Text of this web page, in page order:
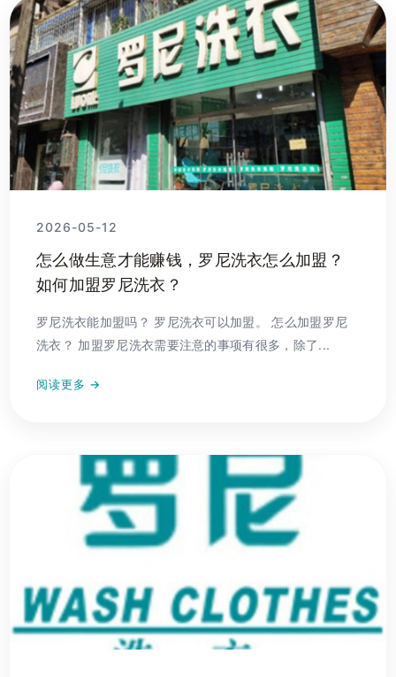
2026-05-12
怎么做生意才能赚钱，罗尼洗衣怎么加盟？
如何加盟罗尼洗衣？
罗尼洗衣能加盟吗？ 罗尼洗衣可以加盟。 怎么加盟罗尼
洗衣？ 加盟罗尼洗衣需要注意的事项有很多，除了...
阅读更多 →